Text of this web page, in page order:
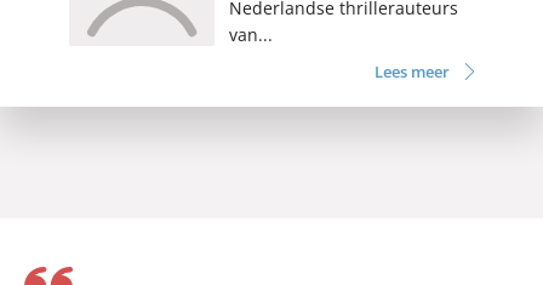
Nederlandse thrillerauteurs
van...
Lees meer